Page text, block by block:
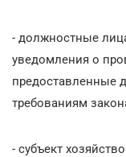
- должностные
уведомления о
предоставленные
требованиям
- субъект